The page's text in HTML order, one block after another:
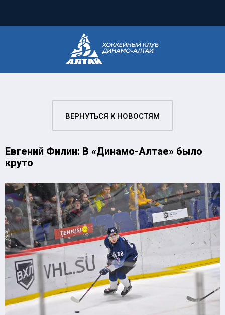
ВЕРНУТЬСЯ К НОВОСТЯМ
Евгений Филин: В «Динамо-Алтае» было
круто